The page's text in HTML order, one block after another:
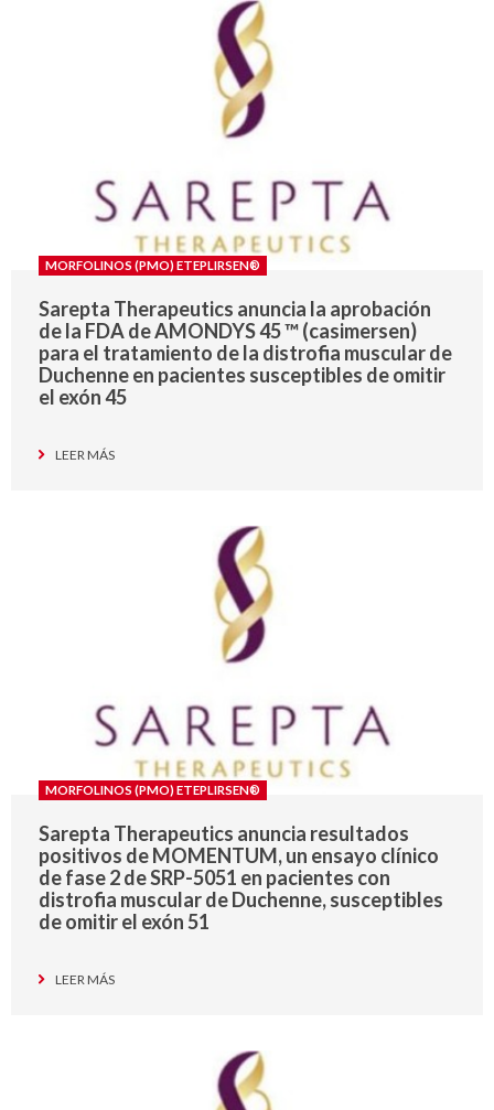
MORFOLINOS (PMO) ETEPLIRSEN®
Sarepta Therapeutics anuncia la aprobación
de la FDA de AMONDYS 45 ™ (casimersen)
para el tratamiento de la distrofia muscular de
Duchenne en pacientes susceptibles de omitir
el exón 45
LEER MÁS
MORFOLINOS (PMO) ETEPLIRSEN®
Sarepta Therapeutics anuncia resultados
positivos de MOMENTUM, un ensayo clínico
de fase 2 de SRP-5051 en pacientes con
distrofia muscular de Duchenne, susceptibles
de omitir el exón 51
LEER MÁS